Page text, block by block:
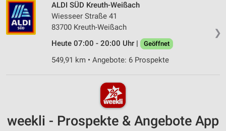
❯
ALDI SÜD Kreuth-Weißach
Wiesseer Straße 41
83700 Kreuth-Weißach
Heute 07:00 - 20:00 Uhr |
Geöffnet
549,91 km • Angebote: 6 Prospekte
weekli - Prospekte & Angebote App